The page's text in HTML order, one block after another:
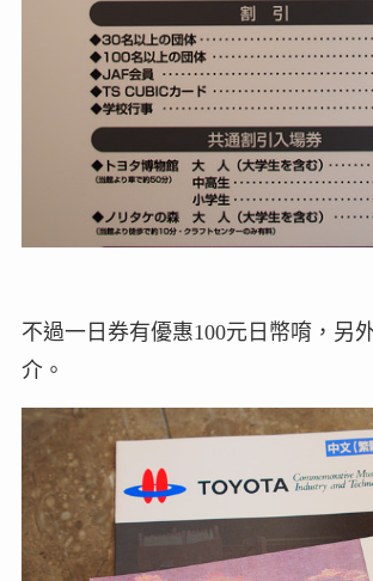
不過一日券有優惠100元日幣唷，另
介。